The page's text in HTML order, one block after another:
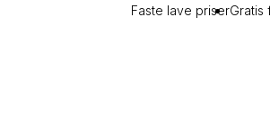
Faste lave priserGratis